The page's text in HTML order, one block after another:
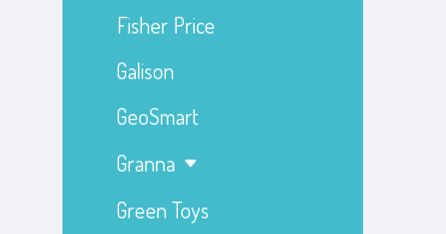
Fisher Price
Galison
GeoSmart
Granna
Green Toys